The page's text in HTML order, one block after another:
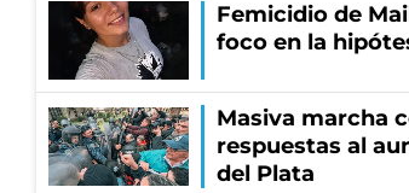
Femicidio de
foco en la
Masiva marcha
respuestas al
del Plata